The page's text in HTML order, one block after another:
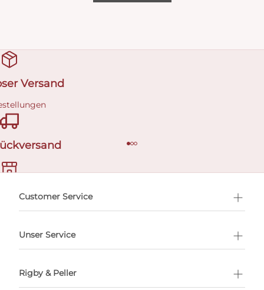
Versand
buchen
Customer Service
Unser Service
Rigby & Peller